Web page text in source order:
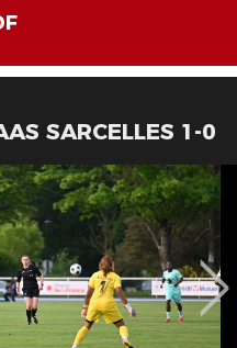
SARCELLES 1-0